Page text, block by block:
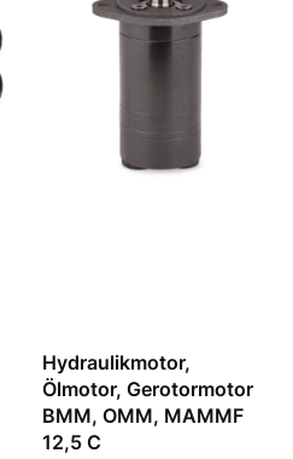
Hydraulikmotor,
Ölmotor, Gerotormotor
BMM, OMM, MAMMF
12,5 C